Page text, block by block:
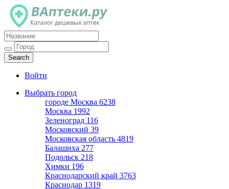
Каталог дешевых аптек
Войти
Выбрать город
городе Москва 6238
Москва 1992
Зеленоград 116
Московский 39
Московская область 4819
Балашиха 277
Подольск 218
Химки 196
Краснодарский край 3763
Краснодар 1319